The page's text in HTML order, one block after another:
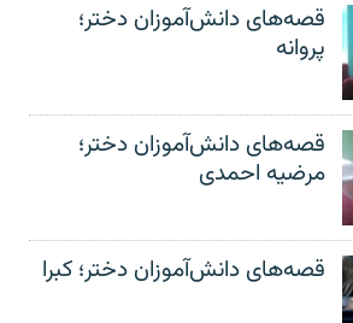
قصه‌های دانش‌آموزان دختر؛
پروانه
قصه‌های دانش‌آموزان دختر؛
مرضیه احمدی
قصه‌های دانش‌آموزان دختر؛ کبرا